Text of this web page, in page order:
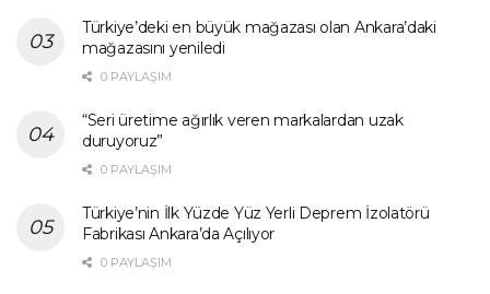
Türkiye’deki en büyük mağazası olan Ankara’daki
mağazasını yeniledi
0 PAYLAŞIM
“Seri üretime ağırlık veren markalardan uzak
duruyoruz”
0 PAYLAŞIM
Türkiye’nin İlk Yüzde Yüz Yerli Deprem İzolatörü
Fabrikası Ankara’da Açılıyor
0 PAYLAŞIM